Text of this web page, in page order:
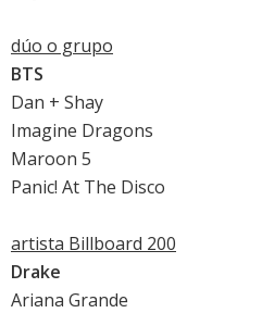
dúo o grupo
BTS
Dan + Shay
Imagine Dragons
Maroon 5
Panic! At The Disco
artista Billboard 200
Drake
Ariana Grande